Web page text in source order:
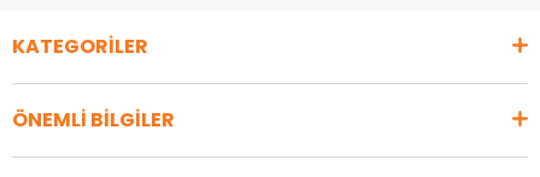
KATEGORİLER
ÖNEMLİ BİLGİLER